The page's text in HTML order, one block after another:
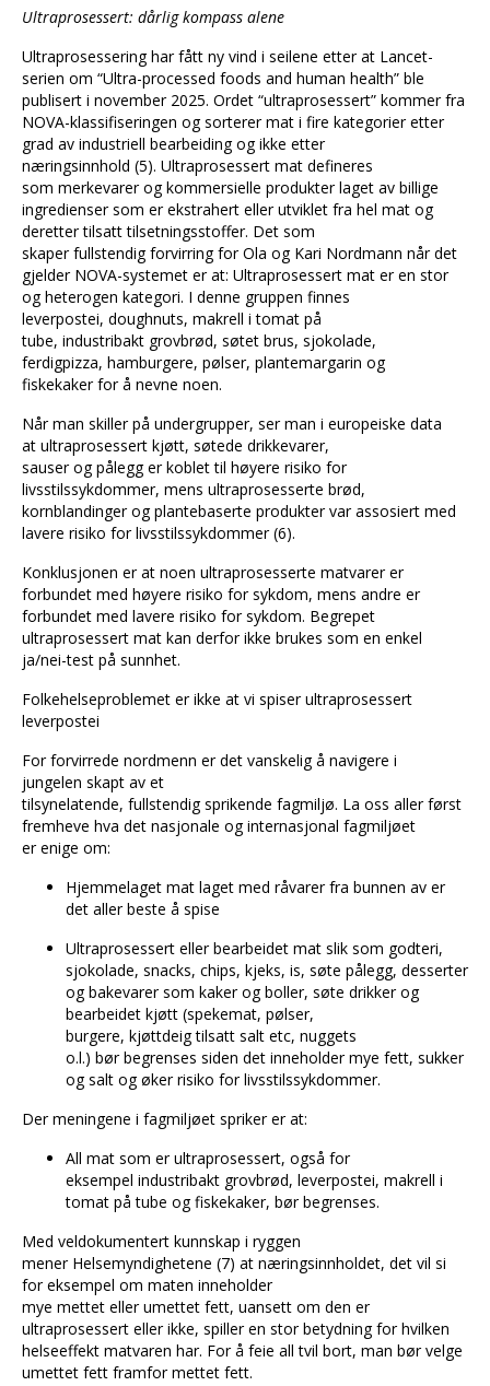
Ultraprosessert: dårlig kompass alene
Ultraprosessering har fått ny vind i seilene etter at Lancet-
serien om “Ultra-processed foods and human health” ble
publisert i november 2025. Ordet “ultraprosessert” kommer fra
NOVA-klassifiseringen og sorterer mat i fire kategorier etter
grad av industriell bearbeiding og ikke etter
næringsinnhold (5). Ultraprosessert mat defineres
som merkevarer og kommersielle produkter laget av billige
ingredienser som er ekstrahert eller utviklet fra hel mat og
deretter tilsatt tilsetningsstoffer. Det som
skaper fullstendig forvirring for Ola og Kari Nordmann når det
gjelder NOVA-systemet er at: Ultraprosessert mat er en stor
og heterogen kategori. I denne gruppen finnes
leverpostei, doughnuts, makrell i tomat på
tube, industribakt grovbrød, søtet brus, sjokolade,
ferdigpizza, hamburgere, pølser, plantemargarin og
fiskekaker for å nevne noen.
Når man skiller på undergrupper, ser man i europeiske data
at ultraprosessert kjøtt, søtede drikkevarer,
sauser og pålegg er koblet til høyere risiko for
livsstilssykdommer, mens ultraprosesserte brød,
kornblandinger og plantebaserte produkter var assosiert med
lavere risiko for livsstilssykdommer (6).
Konklusjonen er at noen ultraprosesserte matvarer er
forbundet med høyere risiko for sykdom, mens andre er
forbundet med lavere risiko for sykdom. Begrepet
ultraprosessert mat kan derfor ikke brukes som en enkel
ja/nei-test på sunnhet.
Folkehelseproblemet er ikke at vi spiser ultraprosessert
leverpostei
For forvirrede nordmenn er det vanskelig å navigere i
jungelen skapt av et
tilsynelatende, fullstendig sprikende fagmiljø. La oss aller først
fremheve hva det nasjonale og internasjonal fagmiljøet
er enige om:
Hjemmelaget mat laget med råvarer fra bunnen av er
det aller beste å spise
Ultraprosessert eller bearbeidet mat slik som godteri,
sjokolade, snacks, chips, kjeks, is, søte pålegg, desserter
og bakevarer som kaker og boller, søte drikker og
bearbeidet kjøtt (spekemat, pølser,
burgere, kjøttdeig tilsatt salt etc, nuggets
o.l.) bør begrenses siden det inneholder mye fett, sukker
og salt og øker risiko for livsstilssykdommer.
Der meningene i fagmiljøet spriker er at:
All mat som er ultraprosessert, også for
eksempel industribakt grovbrød, leverpostei, makrell i
tomat på tube og fiskekaker, bør begrenses.
Med veldokumentert kunnskap i ryggen
mener Helsemyndighetene (7) at næringsinnholdet, det vil si
for eksempel om maten inneholder
mye mettet eller umettet fett, uansett om den er
ultraprosessert eller ikke, spiller en stor betydning for hvilken
helseeffekt matvaren har. For å feie all tvil bort, man bør velge
umettet fett framfor mettet fett.